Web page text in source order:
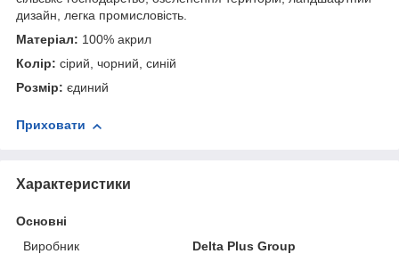
дизайн, легка промисловість.
Матеріал: 100% акрил
Колір: сірий, чорний, синій
Розмір: єдиний
Приховати
Характеристики
Основні
Виробник
Delta Plus Group